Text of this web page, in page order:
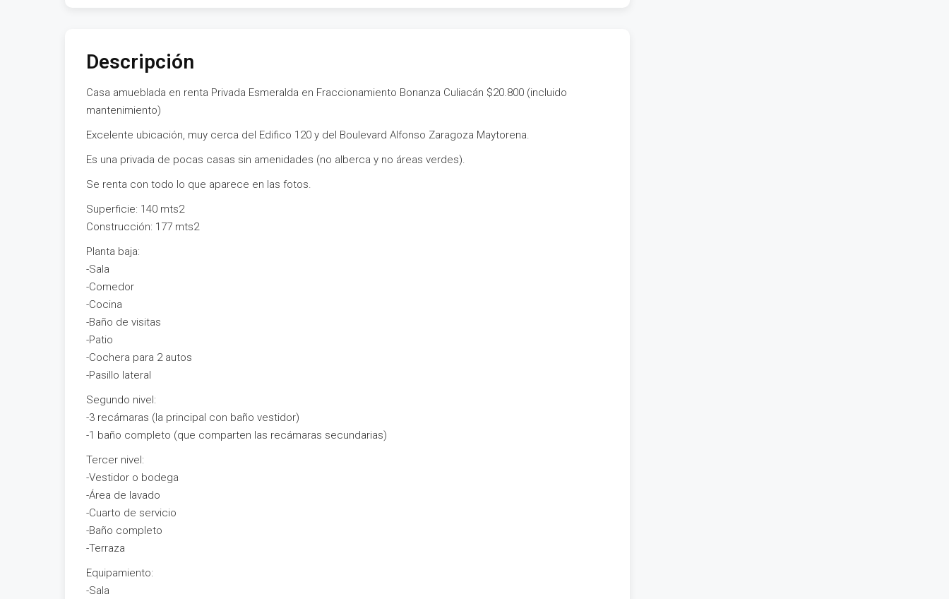
Descripción
Casa amueblada en renta Privada Esmeralda en Fraccionamiento Bonanza Culiacán $20.800 (incluido
mantenimiento)
Excelente ubicación, muy cerca del Edifico 120 y del Boulevard Alfonso Zaragoza Maytorena.
Es una privada de pocas casas sin amenidades (no alberca y no áreas verdes).
Se renta con todo lo que aparece en las fotos.
Superficie: 140 mts2
Construcción: 177 mts2
Planta baja:
-Sala
-Comedor
-Cocina
-Baño de visitas
-Patio
-Cochera para 2 autos
-Pasillo lateral
Segundo nivel:
-3 recámaras (la principal con baño vestidor)
-1 baño completo (que comparten las recámaras secundarias)
Tercer nivel:
-Vestidor o bodega
-Área de lavado
-Cuarto de servicio
-Baño completo
-Terraza
Equipamiento:
-Sala